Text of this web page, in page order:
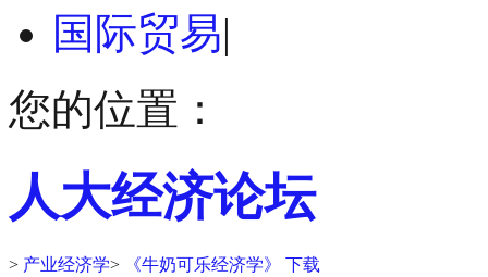
国际贸易|
您的位置：
人大经济论坛
> 产业经济学>
《牛奶可乐经济学》 下载